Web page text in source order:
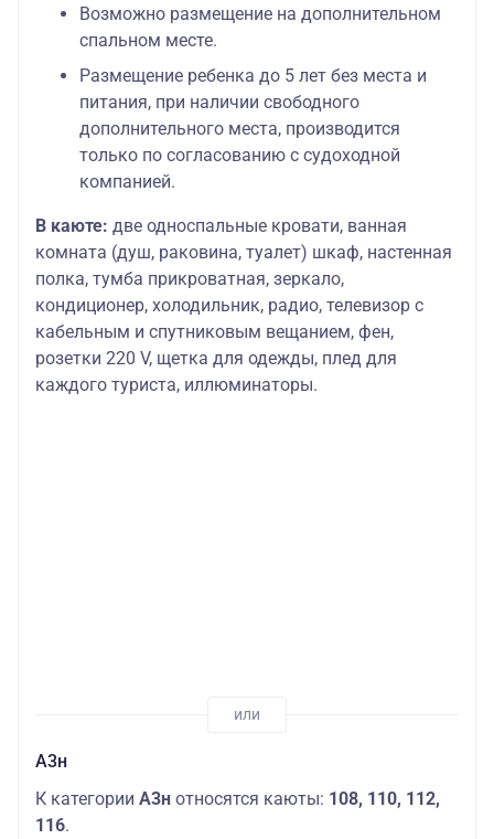
Возможно размещение на дополнительном
спальном месте.
Размещение ребенка до 5 лет без места и
питания, при наличии свободного
дополнительного места, производится
только по согласованию с судоходной
компанией.
В каюте: две односпальные кровати, ванная
комната (душ, раковина, туалет) шкаф, настенная
полка, тумба прикроватная, зеркало,
кондиционер, холодильник, радио, телевизор с
кабельным и спутниковым вещанием, фен,
розетки 220 V, щетка для одежды, плед для
каждого туриста, иллюминаторы.
А3н
К категории А3н относятся каюты: 108, 110, 112,
116.